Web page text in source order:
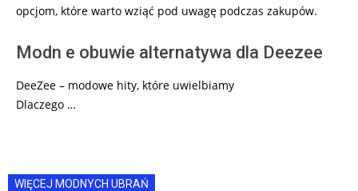
opcjom, które warto wziąć pod uwagę podczas zakupów.
Modn e obuwie alternatywa dla Deezee
DeeZee – modowe hity, które uwielbiamy
Dlaczego …
WIĘCEJ MODNYCH UBRAŃ